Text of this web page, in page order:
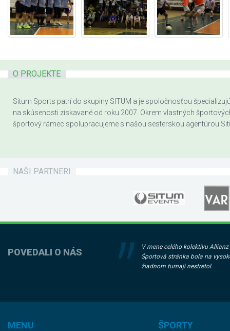
O PROJEKTE
Situm Sports patrí do skupiny SITUM a je spoločnosťou
na skúsenosti získavané od roku 2007. Okrem vlastných
športový rámec spolupracujeme s našou sesterskou agentúrou
NAŠI PARTNERI
POVEDALI O NÁS
V mene celého kolektívu
Športová stránka bola na
žiadnom turnaji nestretol.
MENU ŠPORTY